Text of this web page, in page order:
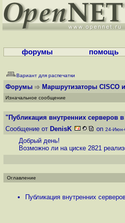
форумы помощь
Вариант для распечатки
Форумы Маршрутизаторы CISCO
Изначальное сообщение
"Публикация внутренних серверов
Сообщение от DenisK on 24-
Добрый день!
Возможно ли на циске 2821
Оглавление
Публикация внутренних